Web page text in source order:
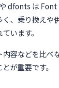
dfonts は Font
、乗り換えや
います。
容などを比べ
が重要です。